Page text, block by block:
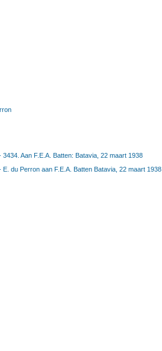
Aan F.E.A. Batten: Batavia, 22 maart 1938
du Perron aan F.E.A. Batten Batavia, 22 maart 1938